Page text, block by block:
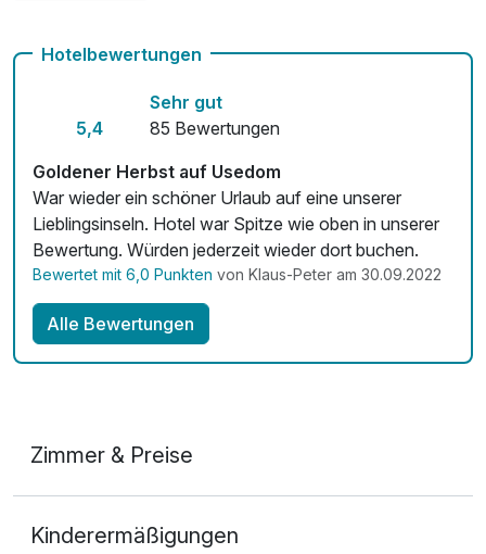
Hotelbewertungen
5,4
Sehr gut
85 Bewertungen
Goldener Herbst auf Usedom
War wieder ein schöner Urlaub auf eine unserer
Lieblingsinseln. Hotel war Spitze wie oben in unserer
Bewertung. Würden jederzeit wieder dort buchen.
Bewertet mit 6,0 Punkten von Klaus-Peter am 30.09.2022
Alle Bewertungen
Zimmer & Preise
2 Erwachsene und 2 Kinder
Kinderermäßigungen